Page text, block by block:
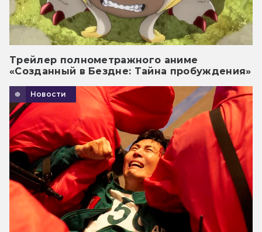
Трейлер полнометражного аниме
«Созданный в Бездне: Тайна пробуждения»
Новости